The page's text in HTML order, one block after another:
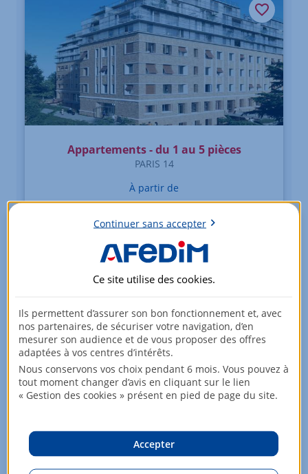
Appartements - du 1 au 5 pièces
PARIS 14
À partir de
470 000EUR
Jeanbrun intermédiaire
Voir +
Continuer sans accepter
Ce site utilise des cookies.
Ils permettent d’assurer son bon fonctionnement et, avec
nos partenaires, de sécuriser votre navigation, d’en
mesurer son audience et de vous proposer des offres
adaptées à vos centres d’intérêts.
Nous conservons vos choix pendant 6 mois. Vous pouvez à
tout moment changer d’avis en cliquant sur le lien
« Gestion des cookies » présent en pied de page du site.
Accepter